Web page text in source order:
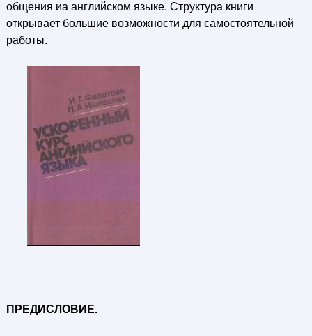
общения иа английском языке. Структура книги
открывает большие возможности для самостоятельной
работы.
ПРЕДИСЛОВИЕ.